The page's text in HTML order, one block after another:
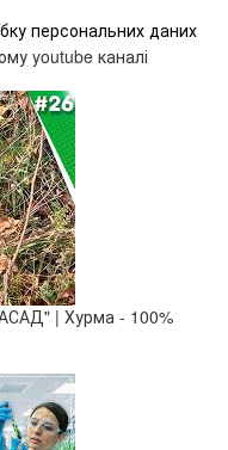
персональних даних
youtube каналі
| Хурма - 100%